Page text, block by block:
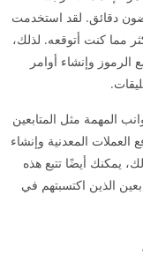
دقائق. لقد استخدمت
مما كنت أتوقعه. لذلك،
وإنشاء أوامر
المهمة مثل المتابعين
المعدنية وإنشاء
يمكنك أيضًا تتبع هذه
الذين اكتسبتهم في